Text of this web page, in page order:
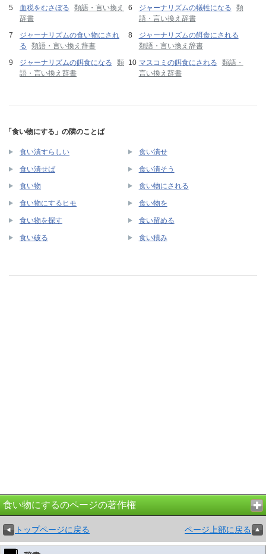
血税をむさぼる
類語・言い換え
辞書
ジャーナリズムの犠牲になる
類
語・言い換え辞書
ジャーナリズムの食い物にされ
る
類語・言い換え辞書
ジャーナリズムの餌食にされる
類語・言い換え辞書
ジャーナリズムの餌食になる
類
語・言い換え辞書
マスコミの餌食にされる
類語・
言い換え辞書
「食い物にする」の隣のことば
食い潰すらしい 食い潰せ
食い潰せば 食い潰そう
食い物 食い物にされる
食い物にするヒモ 食い物を
食い物を探す 食い留める
食い破る 食い積み
食い物にするのページの著作権
トップページに戻る ページ上部に戻る